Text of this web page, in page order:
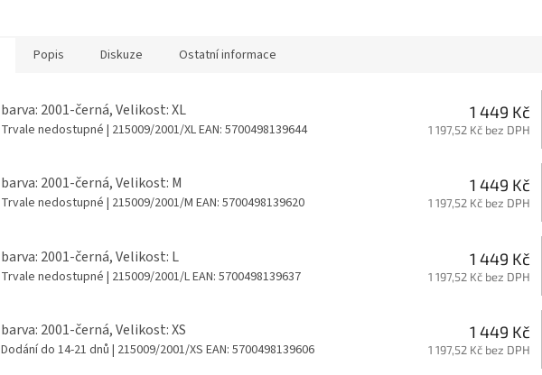
Popis Diskuze Ostatní informace
barva: 2001-černá, Velikost: XL
Trvale nedostupné | 215009/2001/XLEAN: 5700498139644
1 449 Kč
1 197,52 Kč bez DPH
barva: 2001-černá, Velikost: M
Trvale nedostupné | 215009/2001/M EAN: 5700498139620
1 449 Kč
1 197,52 Kč bez DPH
barva: 2001-černá, Velikost: L
Trvale nedostupné | 215009/2001/LEAN: 5700498139637
1 449 Kč
1 197,52 Kč bez DPH
barva: 2001-černá, Velikost: XS
Dodání do 14-21 dnů | 215009/2001/XS EAN: 5700498139606
1 449 Kč
1 197,52 Kč bez DPH